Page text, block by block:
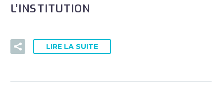
L’INSTITUTION
LIRE LA SUITE